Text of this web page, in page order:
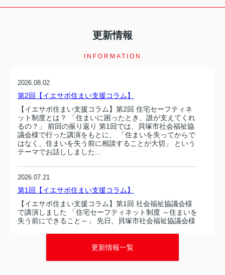
更新情報
INFORMATION
2026.08.02
第2回【イエサポ住まい支援コラム】
【イエサポ住まい支援コラム】第2回 住宅セーフティネ
ット制度とは？ 「住まいに困ったとき、誰が支えてくれ
るの？」 前回の振り返り 第1回では、貝塚市社会福祉協
議会様で行った講演をもとに、 「住まいを失ってからで
はなく、住まいを失う前に相談することが大切」 という
テーマでお話ししました...
2026.07.21
第1回【イエサポ住まい支援コラム】
【イエサポ住まい支援コラム】第1回 社会福祉協議会様
で講演しました 「住宅セーフティネット制度 ～住まいを
失う前にできること～」 先日、貝塚市社会福祉協議会様
を行いました。講演では、住まいを失...
更新情報一覧